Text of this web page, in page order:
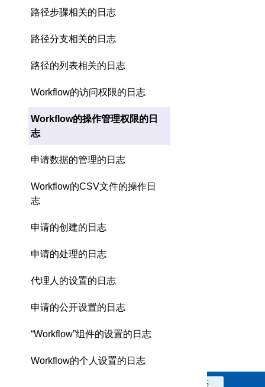
路径步骤相关的日志
路径分支相关的日志
路径的列表相关的日志
Workflow的访问权限的日志
Workflow的操作管理权限的日
志
申请数据的管理的日志
Workflow的CSV文件的操作日
志
申请的创建的日志
申请的处理的日志
代理人的设置的日志
申请的公开设置的日志
“Workflow”组件的设置的日志
Workflow的个人设置的日志
否